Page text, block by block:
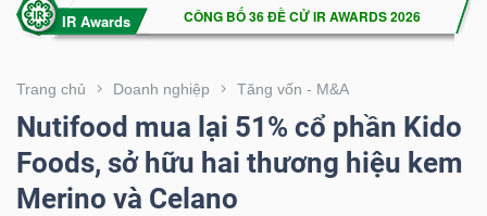
Trang chủ Doanh nghiệp Tăng vốn - M&A
Nutifood mua lại 51% cổ phần Kido
Foods, sở hữu hai thương hiệu kem
Merino và Celano
VIETSTOCK
CHỨNG
KHOÁN